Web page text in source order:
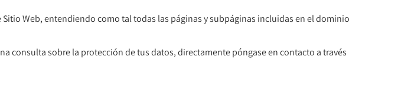
Web, entendiendo como tal todas las páginas y subpáginas incluidas en el dominio
consulta sobre la protección de tus datos, directamente póngase en contacto a través